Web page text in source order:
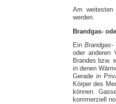
Am weitesten
werden.
Brandgas-
Ein Brandgas-
oder anderen
Brandes bzw.
in denen
Gerade in
Körper des
können.
kommerziell